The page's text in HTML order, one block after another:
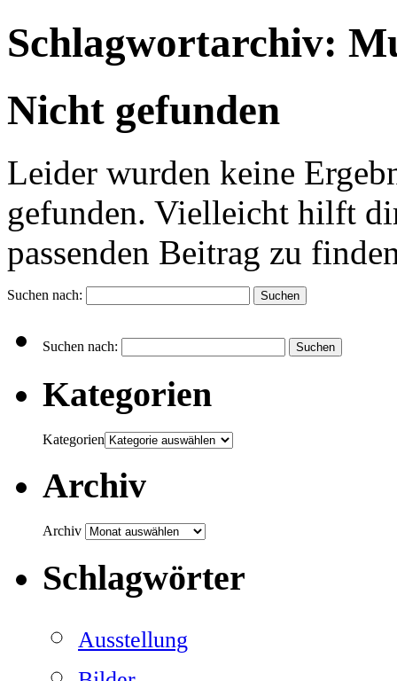
Schlagwortarchiv:
Nicht gefunden
Leider wurden keine
gefunden. Vielleicht hilft
passenden Beitrag zu
Suchen nach:
Suchen nach:
Kategorien
Kategorien
Archiv
Archiv
Schlagwörter
Ausstellung